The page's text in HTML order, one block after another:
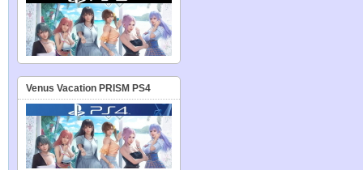
Venus Vacation PRISM PS4